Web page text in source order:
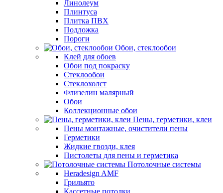
Линолеум
Плинтуса
Плитка ПВХ
Подложка
Пороги
Обои, стеклообои
Клей для обоев
Обои под покраску
Стеклообои
Стеклохолст
Флизелин малярный
Обои
Коллекционные обои
Пены, герметики, клеи
Пены монтажные, очистители пены
Герметики
Жидкие гвозди, клея
Пистолеты для пены и герметика
Потолочные системы
Heradesign AMF
Грильято
Кассетные потолки